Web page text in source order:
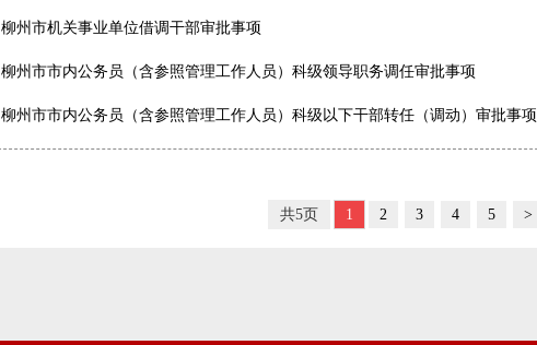
柳州市机关事业单位借调干部审批事项
柳州市市内公务员（含参照管理工作人员）科级领导职务调任审批事项
柳州市市内公务员（含参照管理工作人员）科级以下干部转任（调动）审批事项
共5页 1 2 3 4 5 >